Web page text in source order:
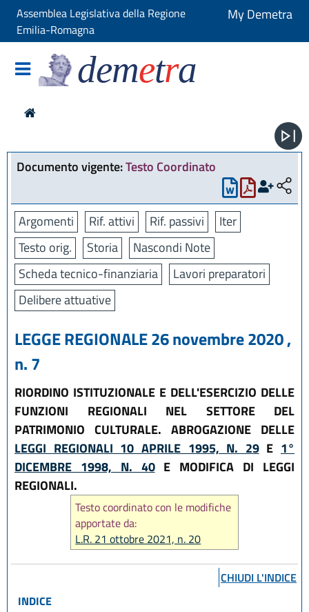
Assemblea Legislativa della Regione
Emilia-Romagna
My Demetra
demetra
Documento vigente:Testo Coordinato
Argomenti Rif. attivi Rif. passivi
Iter
Testo orig.
Storia
Nascondi Note
Scheda tecnico-finanziaria
Lavori preparatori
Delibere attuative
LEGGE REGIONALE 26 novembre 2020 ,
n. 7
RIORDINO ISTITUZIONALE E DELL'ESERCIZIO DELLE
FUNZIONI REGIONALI NEL SETTORE DEL
PATRIMONIO CULTURALE. ABROGAZIONE DELLE
LEGGI REGIONALI 10 APRILE 1995, N. 29E 1°
DICEMBRE 1998, N. 40E MODIFICA DI LEGGI
REGIONALI.
Testo coordinato con le modifiche
apportate da:
L.R. 21 ottobre 2021, n. 20
CHIUDI L'INDICE
INDICE